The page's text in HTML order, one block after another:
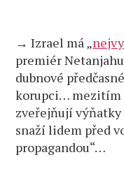
→ Izrael má „
premiér
dubnové
korupci… mezitím
zveřejňují
snaží lidem před
propagandou“…